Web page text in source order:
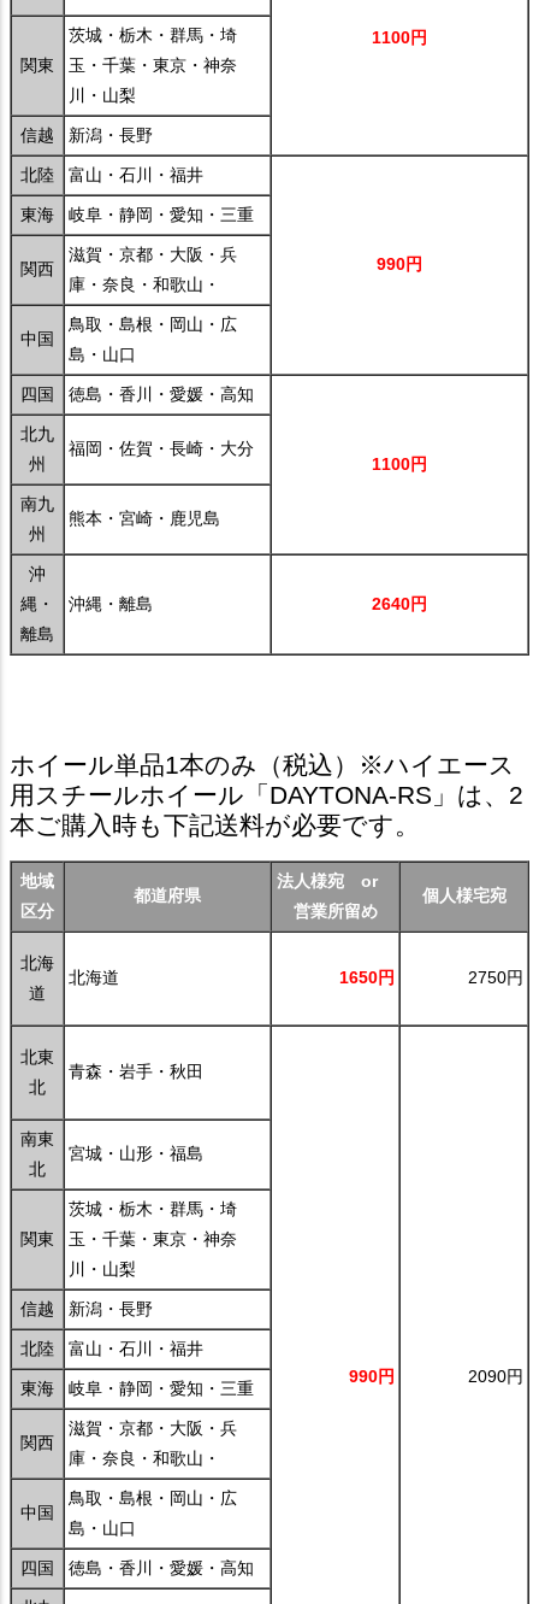
1100円
関東
茨城・栃木・群馬・埼
玉・千葉・東京・神奈
川・山梨
信越 新潟・長野
北陸 富山・石川・福井
990円
東海 岐阜・静岡・愛知・三重
関西
滋賀・京都・大阪・兵
庫・奈良・和歌山・
中国
鳥取・島根・岡山・広
島・山口
四国 徳島・香川・愛媛・高知
1100円
北九
州
福岡・佐賀・長崎・大分
南九
州
熊本・宮崎・鹿児島
沖
縄・
離島
沖縄・離島 2640円
ホイール単品1本のみ （税込）※ハイエース
用スチールホイール「DAYTONA-RS」は、2
本ご購入時も下記送料が必要です。
地域
区分
都道府県
法人様宛 or
営業所留め
個人様宅宛
北海
道
北海道 1650円 2750円
北東
北
青森・岩手・秋田
990円 2090円
南東
北
宮城・山形・福島
関東
茨城・栃木・群馬・埼
玉・千葉・東京・神奈
川・山梨
信越 新潟・長野
北陸 富山・石川・福井
東海 岐阜・静岡・愛知・三重
関西
滋賀・京都・大阪・兵
庫・奈良・和歌山・
中国
鳥取・島根・岡山・広
島・山口
四国 徳島・香川・愛媛・高知